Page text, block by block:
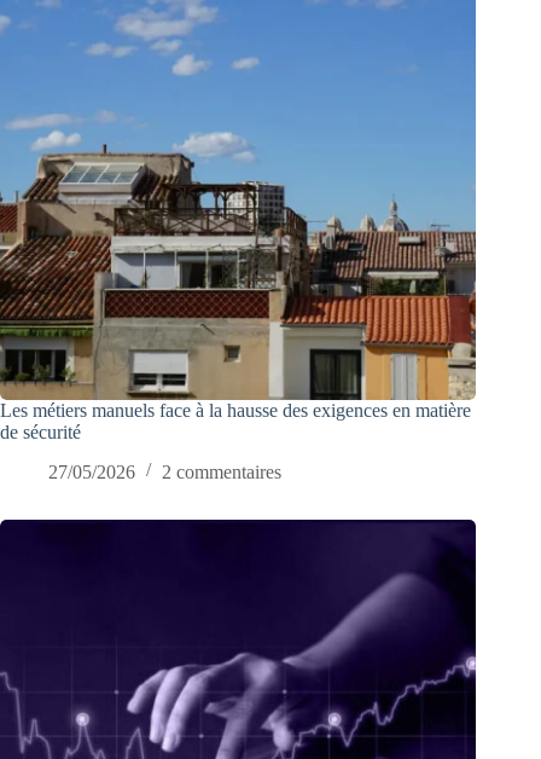
Les métiers manuels face à la hausse des exigences en matière
de sécurité
27/05/2026
2 commentaires